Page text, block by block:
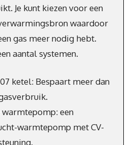
Je kunt kiezen voor een
waardoor
gas meer nodig hebt.
aantal systemen.
ketel: Bespaart meer dan
warmtepomp: een
warmtepomp met CV-